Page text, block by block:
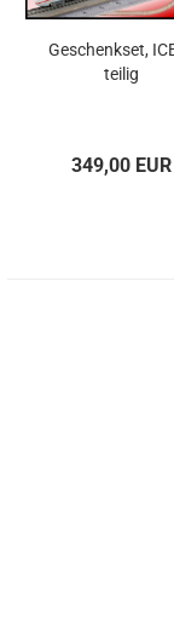
Geschenkset,
teilig
349,00 EUR